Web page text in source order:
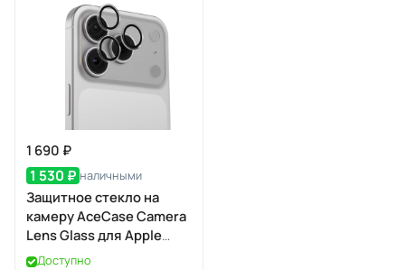
1 690 ₽
1 530 ₽ наличными
Защитное стекло на
камеру AceCase Camera
Lens Glass для Apple
iPhone 17 Pro / 17 Pro Max
Доступно